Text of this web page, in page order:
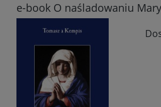
e-book O naśladowaniu